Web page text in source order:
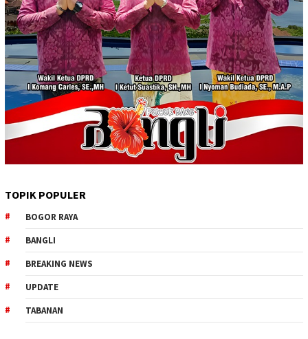
TOPIK POPULER
BOGOR RAYA
BANGLI
BREAKING NEWS
UPDATE
TABANAN